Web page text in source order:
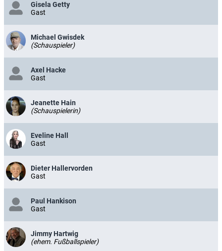
Gisela Getty
Gast
Michael Gwisdek
(Schauspieler)
Axel Hacke
Gast
Jeanette Hain
(Schauspielerin)
Eveline Hall
Gast
Dieter Hallervorden
Gast
Paul Hankison
Gast
Jimmy Hartwig
(ehem. Fußballspieler)